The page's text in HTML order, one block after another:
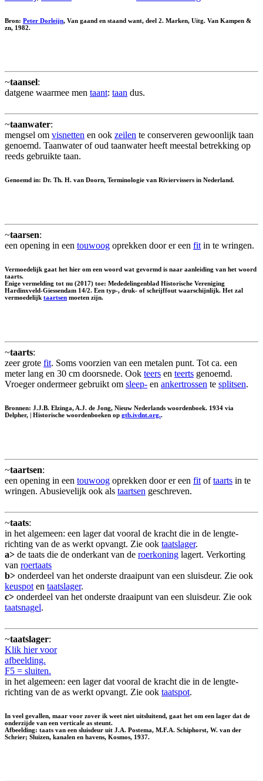
Bron: Peter Dorleijn, Van gaand en staand want, deel 2. Marken, Uitg. Van Kampen &
zn, 1982.
~taansel:
datgene waarmee men taant: taan dus.
~taanwater:
mengsel om visnetten en ook zeilen te conserveren gewoonlijk taan
genoemd. Taanwater of oud taanwater heeft meestal betrekking op
reeds gebruikte taan.
Genoemd in: Dr. Th. H. van Doorn, Terminologie van Riviervissers in Nederland.
~taarsen:
een opening in een touwoog oprekken door er een fitin te wringen.
Vermoedelijk gaat het hier om een woord wat gevormd is naar aanleiding van het woord
taarts.
Enige vermelding tot nu (2017) toe: Mededelingenblad Historische Vereniging
Hardinxveld-Giessendam 14/2. Een typ-, druk- of schrijffout waarschijnlijk. Het zal
vermoedelijk taartsen moeten zijn.
~taarts:
zeer grote fit. Soms voorzien van een metalen punt. Tot ca. een
meter lang en 30 cm doorsnede. Ook teers en teerts genoemd.
Vroeger ondermeer gebruikt om sleep- en ankertrossen te splitsen.
Bronnen: J.J.B. Elzinga, A.J. de Jong, Nieuw Nederlands woordenboek. 1934 via
Delpher, | Historische woordenboeken op gtb.ivdnt.org..
~taartsen:
een opening in een touwoog oprekken door er een fit oftaarts in te
wringen. Abusievelijk ook als taartsen geschreven.
~taats:
in het algemeen: een lager dat vooral de kracht die in de lengte-
richting van de as werkt opvangt. Zie ook taatslager.
a> de taats die de onderkant van de roerkoning lagert. Verkorting
van roertaats
b> onderdeel van het onderste draaipunt van een sluisdeur. Zie ook
keuspot en taatslager.
c> onderdeel van het onderste draaipunt van een sluisdeur. Zie ook
taatsnagel.
~taatslager:
Klik hier voor
afbeelding.
F5 = sluiten.
in het algemeen: een lager dat vooral de kracht die in de lengte-
richting van de as werkt opvangt. Zie ook taatspot.
In veel gevallen, maar voor zover ik weet niet uitsluitend, gaat het om een lager dat de
onderzijde van een verticale as steunt.
Afbeelding: taats van een sluisdeur uit J.A. Postema, M.F.A. Schiphorst, W. van der
Schrier; Sluizen, kanalen en havens, Kosmos, 1937.